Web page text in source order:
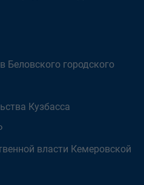
Беловского городского
Кузбасса
власти Кемеровской